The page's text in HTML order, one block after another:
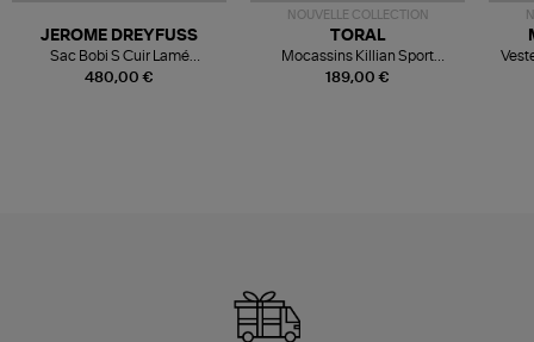
480,00 €
JEROME DREYFUSS
Sac Bobi S Cuir Lamé
Champagne
NOUVELLE COLLECTION
189,00 €
TORAL
Mocassins Killian Sport
Mousse